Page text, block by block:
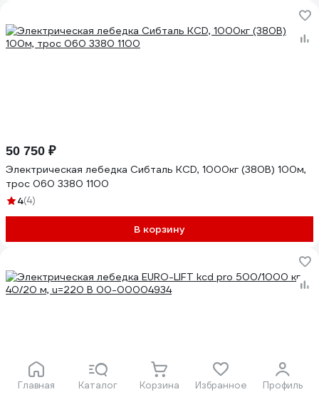
Главная Каталог Корзина Избранное Профиль
50 750 ₽
Электрическая лебедка Сибталь KCD, 1000кг (380В) 100м,
трос 060 3380 1100
4(4)
В корзину
-13%